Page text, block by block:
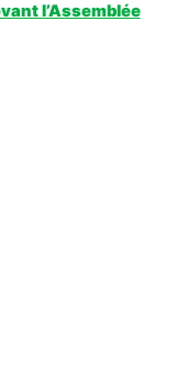
l’Assemblée